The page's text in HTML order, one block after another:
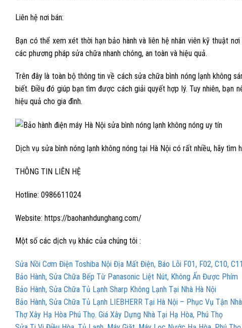
Liên hệ nơi bán:
Bạn có thể xem xét thời hạn bảo hành và liên hệ nhân viên kỹ thuật
các phương pháp sửa chữa nhanh chóng, an toàn và hiệu quả.
Trên đây là toàn bộ thông tin về cáchsửa chữa bình nóng lạnh không
biết. Điều đó giúp bạn tìm được cách giải quyết hợp lý. Tuy nhiên, bạn
hiệu quả cho gia đình.
Dịch vụ sửa bình nóng lạnh không nóng tại Hà Nội có rất nhiều, hãy tìm
THÔNG TIN LIÊN HỆ
Hotline: 0986611024
Website: https://baohanhdunghang.com/
Một số các dịch vụ khác của chúng tôi :
Sửa Nồi Cơm Điện Toshiba Nội Địa Mất Điện, Báo Lỗi F01, F02, C10, C11
Bảo Hành, Sửa Chữa Bếp Từ Panasonic Liệt Nút, Không Ấn Được Phím
Bảo Hành, Sửa Chữa Tủ Lạnh Sharp Không Lạnh Tại Nhà Hà Nội
Bảo Hành, Sửa Chữa Tủ Lạnh LIEBHERR Tại Hà Nội – Phục Vụ Tận Nhà
Thợ Xây Hạ Hòa Phú Thọ. Giá Xây Dựng Nhà Tại Hạ Hòa, Phú Thọ